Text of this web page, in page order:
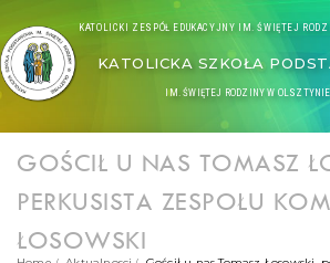
KATOLICKI ZESPÓŁ EDUKACYJNY IM. ŚWIĘTEJ
KATOLICKA SZKOŁA
IM. ŚWIĘTEJ RODZINY W OLSZTYNIE
GOŚCIŁ U NAS TOMASZ
PERKUSISTA ZESPOŁU
ŁOSOWSKI